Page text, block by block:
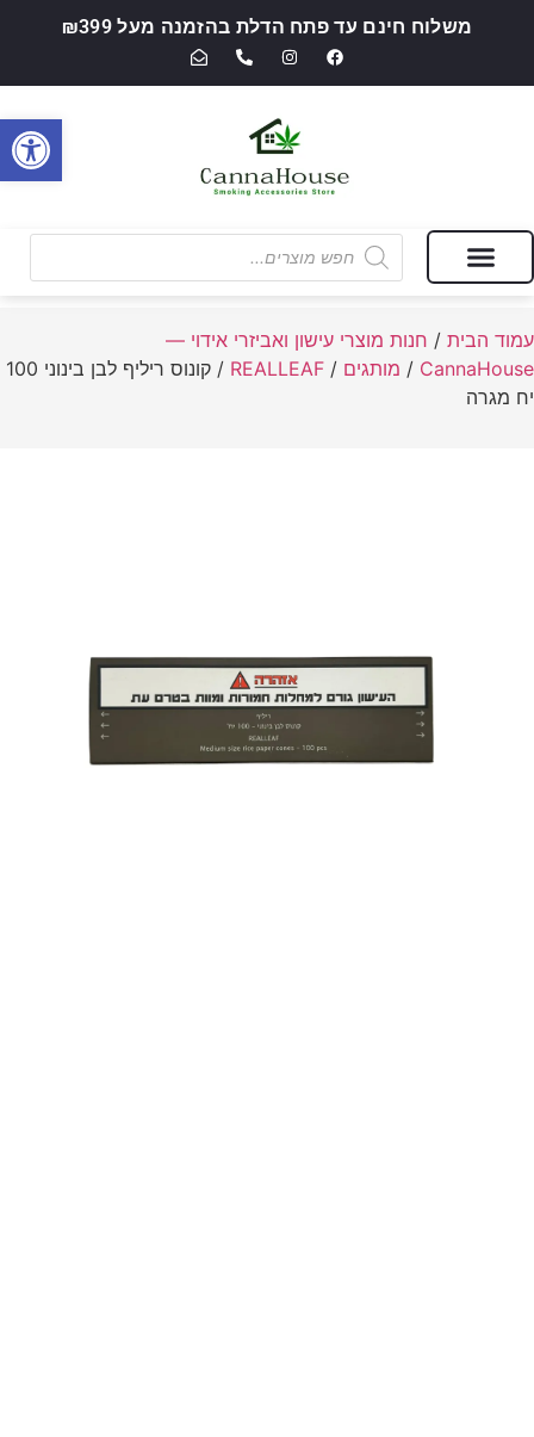
משלוח חינם עד פתח הדלת בהזמנה מעל ₪399
עמוד הבית / חנות מוצרי עישון ואביזרי אידוי —
CannaHouse
/ מותגים /
REALLEAF
/ קונוס ריליף לבן בינוני 100
יח מגרה
פתח